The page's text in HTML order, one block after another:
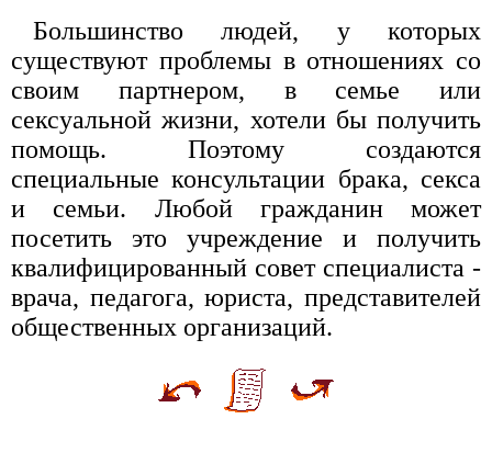
Большинство людей, у которых
существуют проблемы в отношениях со
своим партнером, в семье или
сексуальной жизни, хотели бы получить
помощь. Поэтому создаются
специальные консультации брака, секса
и семьи. Любой гражданин может
посетить это учреждение и получить
квалифицированный совет специалиста -
врача, педагога, юриста, представителей
общественных организаций.